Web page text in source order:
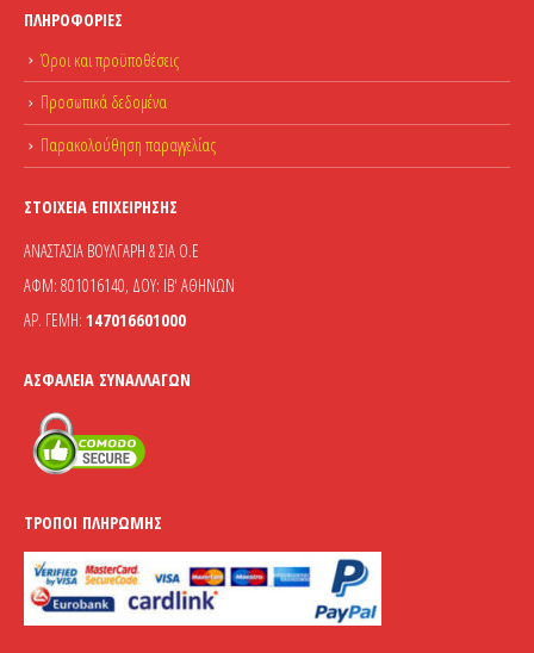
ΠΛΗΡΟΦΟΡΊΕΣ
Όροι και προϋποθέσεις
Προσωπικά δεδομένα
Παρακολούθηση παραγγελίας
ΣΤΟΙΧΕΊΑ ΕΠΙΧΕΊΡΗΣΗΣ
ΑΝΑΣΤΑΣΙΑ ΒΟΥΛΓΑΡΗ & ΣΙΑ Ο.Ε
ΑΦΜ: 801016140, ΔΟΥ: ΙΒ' ΑΘΗΝΩΝ
ΑΡ. ΓΕΜΗ: 147016601000
ΑΣΦΆΛΕΙΑ ΣΥΝΑΛΛΑΓΏΝ
ΤΡΌΠΟΙ ΠΛΗΡΩΜΉΣ